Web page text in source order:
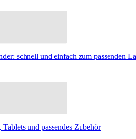
schnell und einfach zum passenden
Tablets und passendes Zubehör